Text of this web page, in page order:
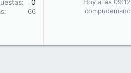
0
66
Hoy a las 09:12
compudemano